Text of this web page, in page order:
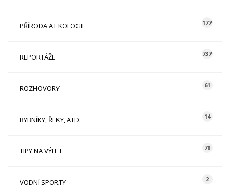
PŘÍRODA A EKOLOGIE 177
REPORTÁŽE 737
ROZHOVORY 61
RYBNÍKY, ŘEKY, ATD. 14
TIPY NA VÝLET 78
VODNÍ SPORTY 2